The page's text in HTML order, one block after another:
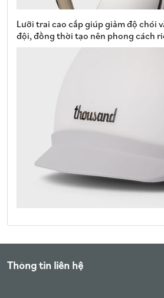
Lưỡi trai cao cấp giúp giảm độ chói
đội, đồng thời tạo nên phong cách
Thông tin liên hệ